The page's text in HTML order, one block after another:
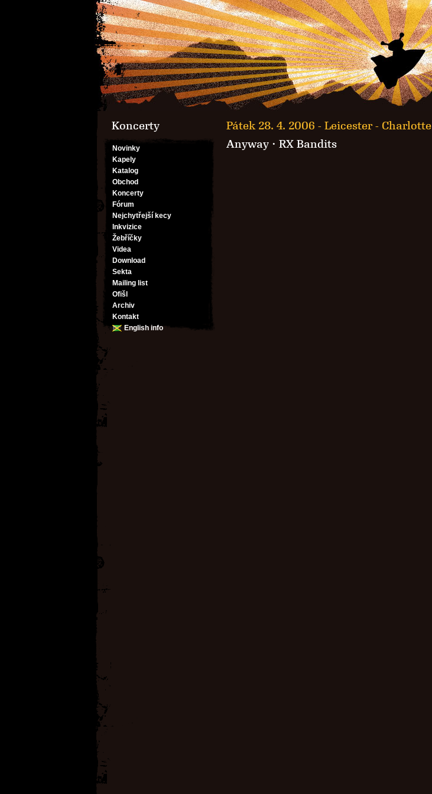
Koncerty
Novinky
Kapely
Katalog
Obchod
Koncerty
Fórum
Nejchytřejší kecy
Inkvizice
Žebříčky
Videa
Download
Sekta
Mailing list
Ofišl
Archiv
Kontakt
English info
Pátek 28. 4. 2006 - Leicester - Charlotte
Anyway · RX Bandits